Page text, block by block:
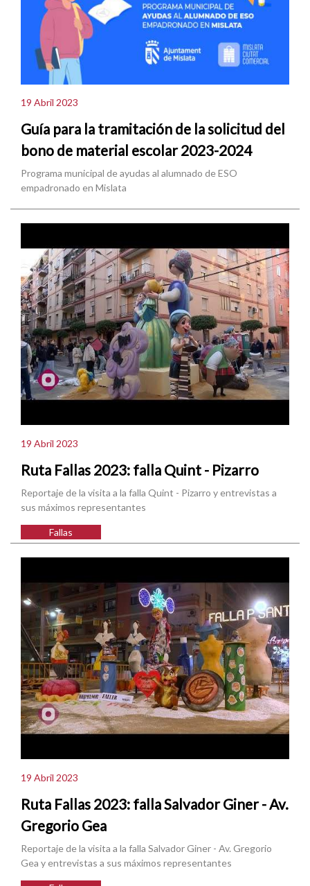
19 Abril 2023
Guía para la tramitación de la solicitud del
bono de material escolar 2023-2024
Programa municipal de ayudas al alumnado de ESO
empadronado en Mislata
19 Abril 2023
Ruta Fallas 2023: falla Quint - Pizarro
Reportaje de la visita a la falla Quint - Pizarro y entrevistas a
sus máximos representantes
Fallas
19 Abril 2023
Ruta Fallas 2023: falla Salvador Giner - Av.
Gregorio Gea
Reportaje de la visita a la falla Salvador Giner - Av. Gregorio
Gea y entrevistas a sus máximos representantes